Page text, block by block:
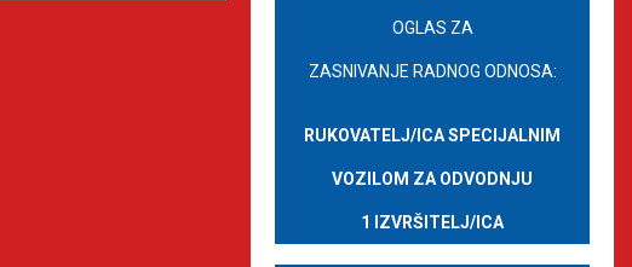
OGLAS ZA
ZASNIVANJE RADNOG ODNOSA:
RUKOVATELJ/ICA SPECIJALNIM
VOZILOM ZA ODVODNJU
1 IZVRŠITELJ/ICA